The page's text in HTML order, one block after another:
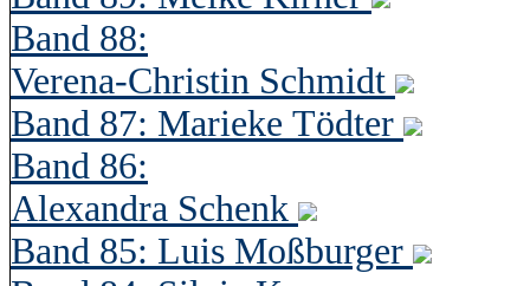
Band 88:
Verena-Christin Schmidt
Band 87: Marieke Tödter
Band 86:
Alexandra Schenk
Band 85: Luis Moßburger